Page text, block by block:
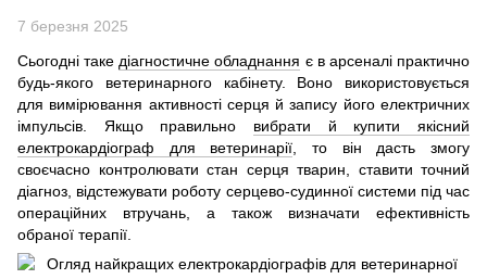
7 березня 2025
Сьогодні таке діагностичне обладнання є в арсеналі практично
будь-якого ветеринарного кабінету. Воно використовується
для вимірювання активності серця й запису його електричних
імпульсів. Якщо правильно вибрати й купити якісний
електрокардіограф для ветеринарії , то він дасть змогу
своєчасно контролювати стан серця тварин, ставити точний
діагноз, відстежувати роботу серцево-судинної системи під час
операційних втручань, а також визначати ефективність
обраної терапії.